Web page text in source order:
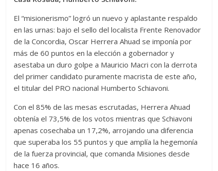
El “misionerismo” logró un nuevo y aplastante respaldo
en las urnas: bajo el sello del localista Frente Renovador
de la Concordia, Oscar Herrera Ahuad se imponía por
más de 60 puntos en la elección a gobernador y
asestaba un duro golpe a Mauricio Macri con la derrota
del primer candidato puramente macrista de este año,
el titular del PRO nacional Humberto Schiavoni.
Con el 85% de las mesas escrutadas, Herrera Ahuad
obtenía el 73,5% de los votos mientras que Schiavoni
apenas cosechaba un 17,2%, arrojando una diferencia
que superaba los 55 puntos y que amplía la hegemonía
de la fuerza provincial, que comanda Misiones desde
hace 16 años.